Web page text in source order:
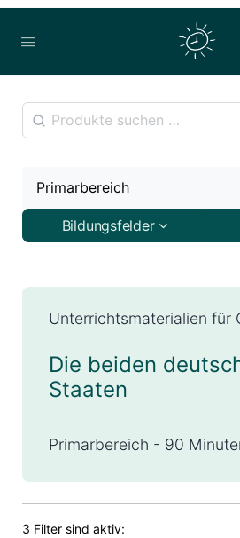
Unterrichtsmaterialien für
Die beiden
Staaten
Primarbereich - 90
3 Filter sind aktiv:
Primarbereich
Bildungsfelder